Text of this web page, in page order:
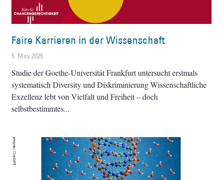
Faire Karrieren in der Wissenschaft
5. May 2026
Studie der Goethe-Universität Frankfurt untersucht erstmals
systematisch Diversity und Diskriminierung Wissenschaftliche
Exzellenz lebt von Vielfalt und Freiheit – doch
selbstbestimmtes